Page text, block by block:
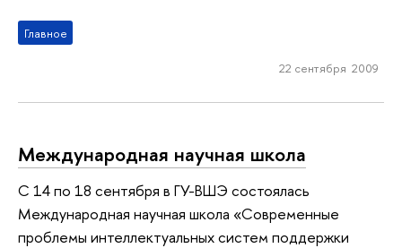
Главное
22 сентября 2009
Международная научная школа
С 14 по 18 сентября в ГУ-ВШЭ состоялась
Международная научная школа «Современные
проблемы интеллектуальных систем поддержки